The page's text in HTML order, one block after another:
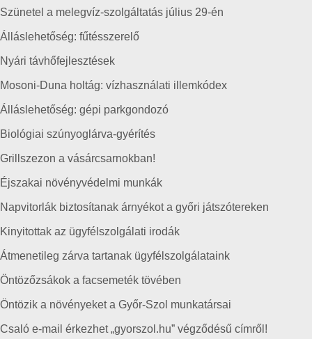
Szünetel a melegvíz-szolgáltatás július 29-én
Álláslehetőség: fűtésszerelő
Nyári távhőfejlesztések
Mosoni-Duna holtág: vízhasználati illemkódex
Álláslehetőség: gépi parkgondozó
Biológiai szúnyoglárva-gyérítés
Grillszezon a vásárcsarnokban!
Éjszakai növényvédelmi munkák
Napvitorlák biztosítanak árnyékot a győri játszótereken
Kinyitottak az ügyfélszolgálati irodák
Átmenetileg zárva tartanak ügyfélszolgálataink
Öntözőzsákok a facsemeték tövében
Öntözik a növényeket a Győr-Szol munkatársai
Csaló e-mail érkezhet „gyorszol.hu” végződésű címről!